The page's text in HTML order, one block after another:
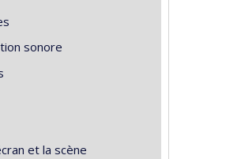
sonore
et la scène